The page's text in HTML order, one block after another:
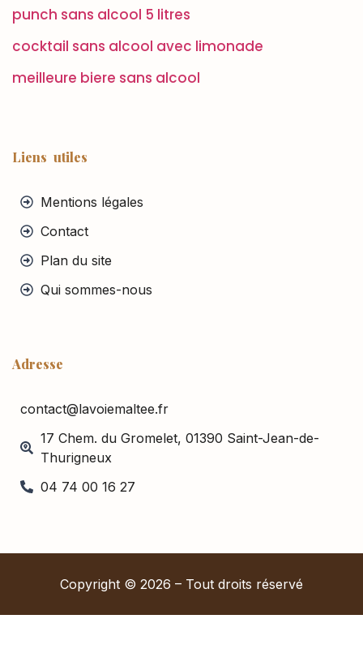
punch sans alcool 5 litres
cocktail sans alcool avec limonade
meilleure biere sans alcool
Liens utiles
Mentions légales
Contact
Plan du site
Qui sommes-nous
Adresse
contact@lavoiemaltee.fr
17 Chem. du Gromelet, 01390 Saint-Jean-de-
Thurigneux
04 74 00 16 27
Copyright © 2026 – Tout droits réservé